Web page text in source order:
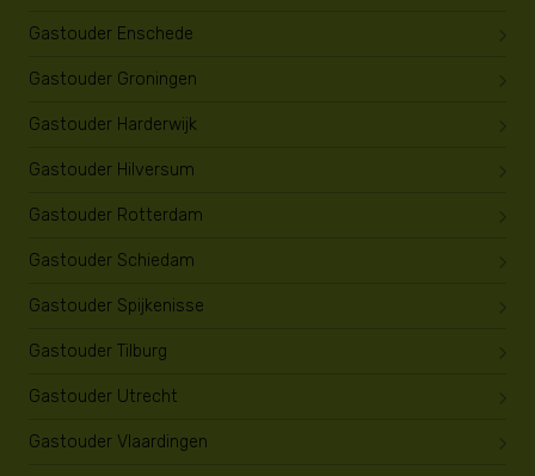
Gastouder Enschede
Gastouder Groningen
Gastouder Harderwijk
Gastouder Hilversum
Gastouder Rotterdam
Gastouder Schiedam
Gastouder Spijkenisse
Gastouder Tilburg
Gastouder Utrecht
Gastouder Vlaardingen